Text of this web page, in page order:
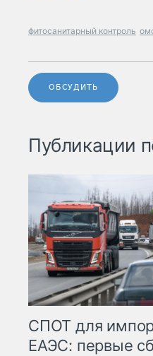
фитосанитарный контроль
ОБСУДИТЬ
Публикации
СПОТ для
ЕАЭС: первые